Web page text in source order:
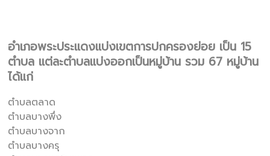
อำเภอพระประแดงแบ่งเขตการปกครองย่อย เป็น 15
ตำบล แต่ละตำบลแบ่งออกเป็นหมู่บ้าน รวม 67 หมู่บ้าน
ได้แก่
ตำบลตลาด
ตำบลบางพึ่ง
ตำบลบางจาก
ตำบลบางครุ